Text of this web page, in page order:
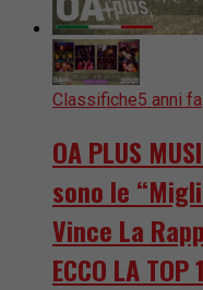
Classifiche5 anni fa
OA PLUS
sono le
Vince La
ECCO LA TOP